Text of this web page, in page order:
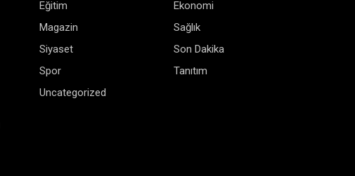
Eğitim
Ekonomi
Magazin
Sağlık
Siyaset
Son Dakika
Spor
Tanıtım
Uncategorized